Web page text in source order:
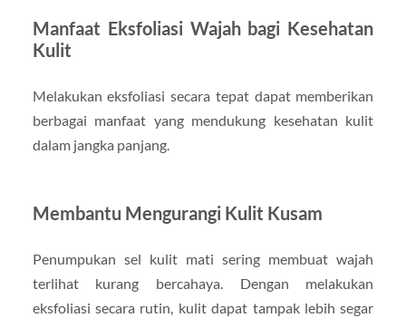
Manfaat Eksfoliasi Wajah bagi Kesehatan
Kulit
Melakukan eksfoliasi secara tepat dapat memberikan
berbagai manfaat yang mendukung kesehatan kulit
dalam jangka panjang.
Membantu Mengurangi Kulit Kusam
Penumpukan sel kulit mati sering membuat wajah
terlihat kurang bercahaya. Dengan melakukan
eksfoliasi secara rutin, kulit dapat tampak lebih segar